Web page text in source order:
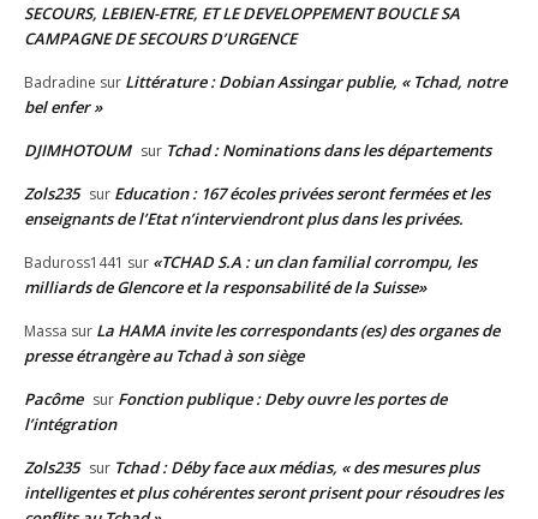
SECOURS, LEBIEN-ETRE, ET LE DEVELOPPEMENT BOUCLE SA
CAMPAGNE DE SECOURS D’URGENCE
Badradine sur Littérature : Dobian Assingar publie, « Tchad, notre
bel enfer »
DJIMHOTOUM sur Tchad : Nominations dans les départements
Zols235 sur Education : 167 écoles privées seront fermées et les
enseignants de l’Etat n’interviendront plus dans les privées.
Baduross1441 sur «TCHAD S.A : un clan familial corrompu, les
milliards de Glencore et la responsabilité de la Suisse»
Massa sur La HAMA invite les correspondants (es) des organes de
presse étrangère au Tchad à son siège
Pacôme sur Fonction publique : Deby ouvre les portes de
l’intégration
Zols235 sur Tchad : Déby face aux médias, « des mesures plus
intelligentes et plus cohérentes seront prisent pour résoudres les